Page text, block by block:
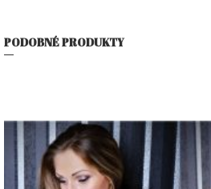
PODOBNÉ PRODUKTY